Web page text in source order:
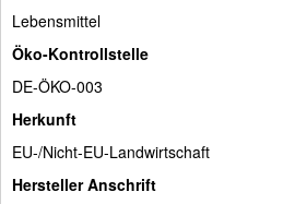
Lebensmittel
Öko-Kontrollstelle
DE-ÖKO-003
Herkunft
EU-/Nicht-EU-Landwirtschaft
Hersteller Anschrift